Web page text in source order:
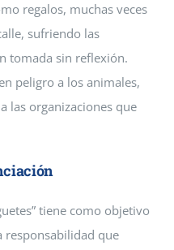
regalos, muchas veces
sufriendo las
tomada sin reflexión.
peligro a los animales,
las organizaciones que
tiene como objetivo
responsabilidad que